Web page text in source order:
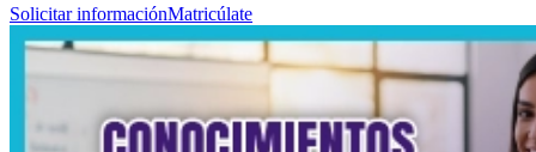
Solicitar informaciónMatricúlate